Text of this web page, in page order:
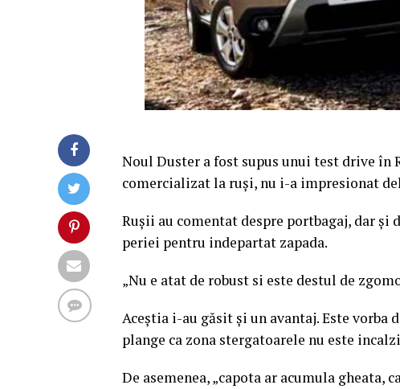
Noul Duster a fost supus unui test drive în
comercializat la ruşi, nu i-a impresionat
Ruşii au comentat despre portbagaj, dar
periei pentru indepartat zapada.
„Nu e atat de robust si este destul de
Aceştia i-au găsit şi un avantaj. Este
plange ca zona stergatoarele nu este
De asemenea, „capota ar acumula